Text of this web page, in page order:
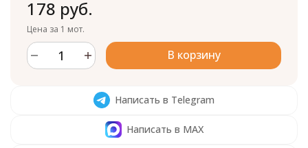
178 руб.
Цена за 1 мот.
В корзину
Написать в Telegram
Написать в MAX